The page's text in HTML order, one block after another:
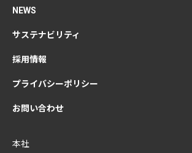
NEWS
サステナビリティ
採用情報
プライバシーポリシー
お問い合わせ
本社